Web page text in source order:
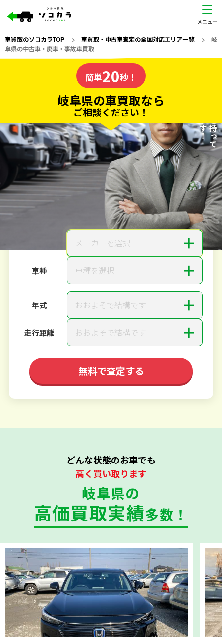
車買取のソコカラTOP > 車買取・中古車査定の全国対応エリア一覧> 岐
阜県の中古車・廃車・事故車買取
の車買取なら
ソコカラの
電話か出張か、高い方の査定を提案。
だから高価買取!
私たちが責任を持って
査定いたします！
簡単20秒！
岐阜県の車買取なら
ご相談ください！
20秒で入力完了！
無料で カンタンWeb査定
ご依頼いただいたお車を丁寧に査定いたします
メーカーを選択 ＋
車種 車種を選択 ＋
年式 おおよそで結構です ＋
走行距離 おおよそで結構です ＋
無料で査定する
どんな状態のお車でも
高く買い取ります
岐阜県の
高価買取実績多数！